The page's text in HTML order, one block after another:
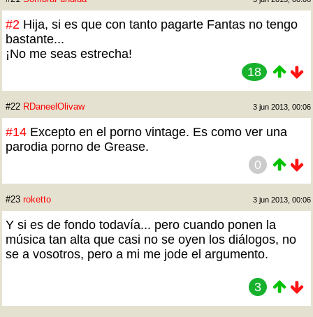
#2 Hija, si es que con tanto pagarte Fantas no tengo
bastante...
¡No me seas estrecha!
18
#22 RDaneelOlivaw 3 jun 2013, 00:06
#14 Excepto en el porno vintage. Es como ver una
parodia porno de Grease.
0
#23 roketto 3 jun 2013, 00:06
Y si es de fondo todavía... pero cuando ponen la
música tan alta que casi no se oyen los diálogos, no
se a vosotros, pero a mi me jode el argumento.
3